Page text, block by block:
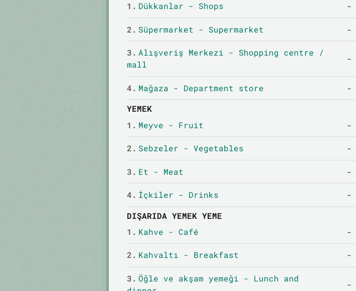
1. Dükkanlar - Shops -
2. Süpermarket - Supermarket -
3. Alışveriş Merkezi - Shopping centre /
mall
-
4. Mağaza - Department store -
YEMEK
1. Meyve - Fruit -
2. Sebzeler - Vegetables -
3. Et - Meat -
4. İçkiler - Drinks -
DIŞARIDA YEMEK YEME
1. Kahve - Café -
2. Kahvaltı - Breakfast -
3. Öğle ve akşam yemeği - Lunch and
-